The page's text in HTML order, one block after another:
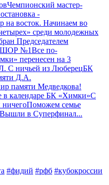
Чемпионский мастер-
-
на восток. Начинаем во
среди молодежных
Председателем
№1Все по-
перенесен на 3
С ничьей из ЛюберецБК
Д.А.
памяти Медведкова!
в календаре БК «Химки»С
Поможем семье
в Суперфинал...
#фидий #рфб #кубокроссии